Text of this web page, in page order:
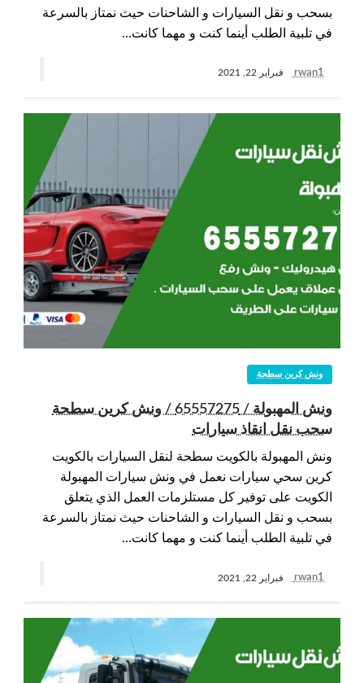
بسحب و نقل السيارات و الشاحنات حيث نمتاز بالسرعة
في تلبية الطلب أينما كنت و مهما كانت…
rwan1 فبراير 22, 2021
ونش كرين سطحة
ونش المهبولة / 65557275 / ونش كرين سطحة
سحب نقل انقاذ سيارات
ونش المهبولة بالكويت سطحة لنقل السيارات بالكويت
كرين سحي سيارات نعمل في ونش سيارات المهبولة
الكويت على توفير كل مستلزمات العمل الذي يتعلق
بسحب و نقل السيارات و الشاحنات حيث نمتاز بالسرعة
في تلبية الطلب أينما كنت و مهما كانت…
rwan1 فبراير 22, 2021